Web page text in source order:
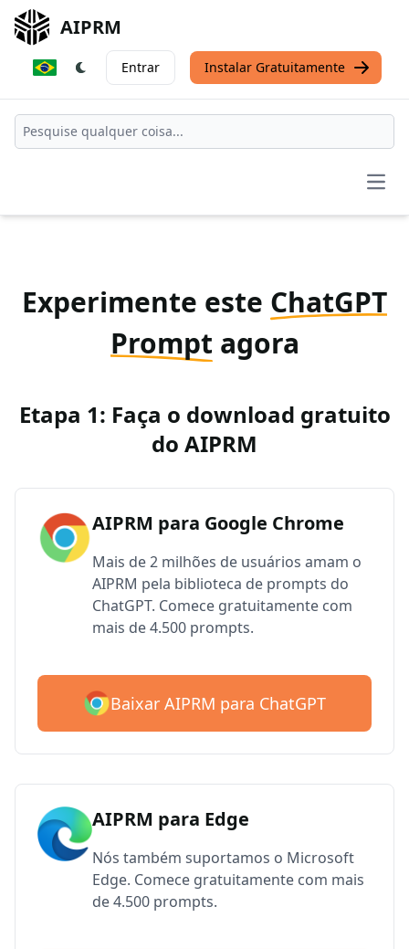
AIPRM
Entrar Instalar Gratuitamente
Experimente este ChatGPT
Prompt agora
Etapa 1: Faça o download gratuito
do AIPRM
AIPRM para Google Chrome
Mais de 2 milhões de usuários amam o
AIPRM pela biblioteca de prompts do
ChatGPT. Comece gratuitamente com
mais de 4.500 prompts.
Baixar AIPRM para ChatGPT
AIPRM para Edge
Nós também suportamos o Microsoft
Edge. Comece gratuitamente com mais
de 4.500 prompts.